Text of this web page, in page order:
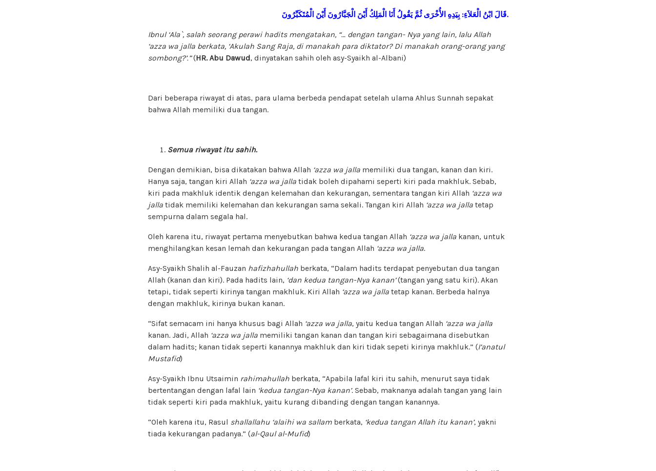
قَالَ ابْنُ الْعَلاَءِ: بِيَدِهِ الأُخْرَى ثُمَّ يَقُولُ أَنَا الْمَلِكُ أَيْنَ الْجَبَّارُونَ أَيْنَ الْمُتَكَبِّرُونَ .
Ibnul ‘Ala`, salah seorang perawi hadits mengatakan, “… dengan tangan- Nya yang lain, lalu Allah
‘azza wa jalla berkata, ‘Akulah Sang Raja, di manakah para diktator? Di manakah orang-orang yang
sombong?’.”(HR. Abu Dawud, dinyatakan sahih oleh asy-Syaikh al-Albani)
Dari beberapa riwayat di atas, para ulama berbeda pendapat setelah ulama Ahlus Sunnah sepakat
bahwa Allah memiliki dua tangan.
Semua riwayat itu sahih.
Dengan demikian, bisa dikatakan bahwa Allah ‘azza wa jalla memiliki dua tangan, kanan dan kiri.
Hanya saja, tangan kiri Allah ‘azza wa jalla tidak boleh dipahami seperti kiri pada makhluk. Sebab,
kiri pada makhluk identik dengan kelemahan dan kekurangan, sementara tangan kiri Allah ‘azza wa
jalla tidak memiliki kelemahan dan kekurangan sama sekali. Tangan kiri Allah ‘azza wa jalla tetap
sempurna dalam segala hal.
Oleh karena itu, riwayat pertama menyebutkan bahwa kedua tangan Allah ‘azza wa jalla kanan, untuk
menghilangkan kesan lemah dan kekurangan pada tangan Allah ‘azza wa jalla.
Asy-Syaikh Shalih al-Fauzan hafizhahullah berkata, “Dalam hadits terdapat penyebutan dua tangan
Allah (kanan dan kiri). Pada hadits lain, ‘dan kedua tangan-Nya kanan’(tangan yang satu kiri). Akan
tetapi, tidak seperti kirinya tangan makhluk. Kiri Allah ‘azza wa jalla tetap kanan. Berbeda halnya
dengan makhluk, kirinya bukan kanan.
“Sifat semacam ini hanya khusus bagi Allah ‘azza wa jalla, yaitu kedua tangan Allah ‘azza wa jalla
kanan. Jadi, Allah ‘azza wa jalla memiliki tangan kanan dan tangan kiri sebagaimana disebutkan
dalam hadits; kanan tidak seperti kanannya makhluk dan kiri tidak sepeti kirinya makhluk.” (I’anatul
Mustafid)
Asy-Syaikh Ibnu Utsaimin rahimahullah berkata, “Apabila lafal kiri itu sahih, menurut saya tidak
bertentangan dengan lafal lain ‘kedua tangan-Nya kanan’. Sebab, maknanya adalah tangan yang lain
tidak seperti kiri pada makhluk, yaitu kurang dibanding dengan tangan kanannya.
“Oleh karena itu, Rasul shallallahu ‘alaihi wa sallam berkata, ‘kedua tangan Allah itu kanan’, yakni
tiada kekurangan padanya.” (al-Qaul al-Mufid)